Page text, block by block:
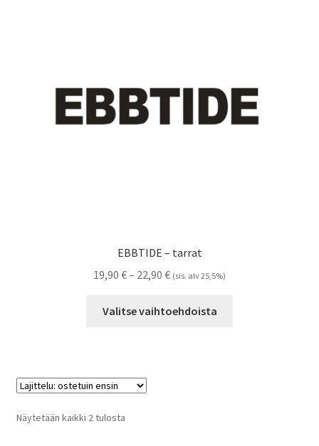
EBBTIDE – tarrat
19,90 €– 22,90 €Hintaluokka:
-
(sis. alv 25,5%)
Valitse vaihtoehdoista
Näytetään kaikki 2 tulostaSuosituimmat